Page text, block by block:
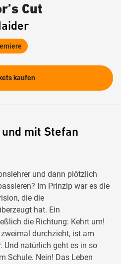
Cut
kaufen
mit Stefan
und dann plötzlich
Im Prinzip war es die
die die
hat. Ein
die Richtung: Kehrt um!
durchzieht, ist am
Und natürlich geht es in so
Schule. Nein! Das Leben